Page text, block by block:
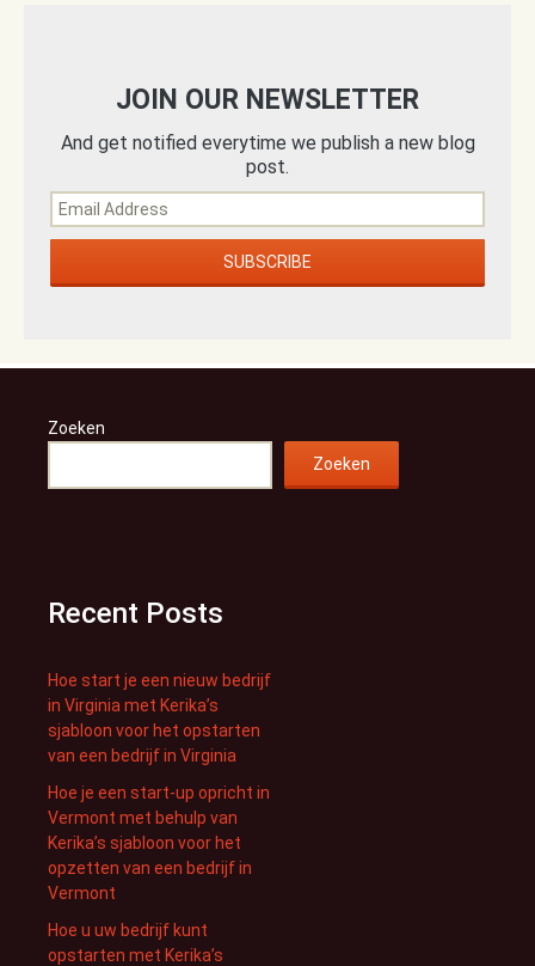
JOIN OUR NEWSLETTER
And get notified everytime we publish a new blog
post.
Zoeken
Zoeken
Recent Posts
Hoe start je een nieuw bedrijf
in Virginia met Kerika’s
sjabloon voor het opstarten
van een bedrijf in Virginia
Hoe je een start-up opricht in
Vermont met behulp van
Kerika’s sjabloon voor het
opzetten van een bedrijf in
Vermont
Hoe u uw bedrijf kunt
opstarten met Kerika’s